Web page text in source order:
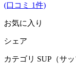
(口コミ 1件)
お気に入り
シェア
カテゴリ SUP（サッ